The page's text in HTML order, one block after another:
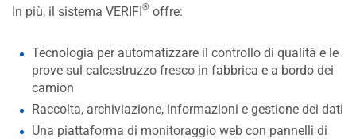
In più, il sistema VERIFI® offre:
Tecnologia per automatizzare il controllo di qualità e le
prove sul calcestruzzo fresco in fabbrica e a bordo dei
camion
Raccolta, archiviazione, informazioni e gestione dei dati
Una piattaforma di monitoraggio web con pannelli di